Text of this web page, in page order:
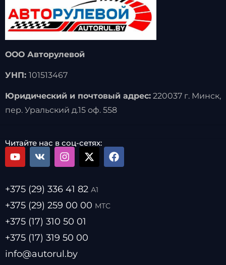
ООО Авторулевой
УНП: 101513467
Юридический и почтовый адрес:220037 г. Минск,
пер. Уральский д.15 оф. 558
Читайте нас в соц-сетях:
+375 (29) 336 41 82 А1
+375 (29) 259 00 00 МТС
+375 (17) 310 50 01
+375 (17) 319 50 00
info@autorul.by